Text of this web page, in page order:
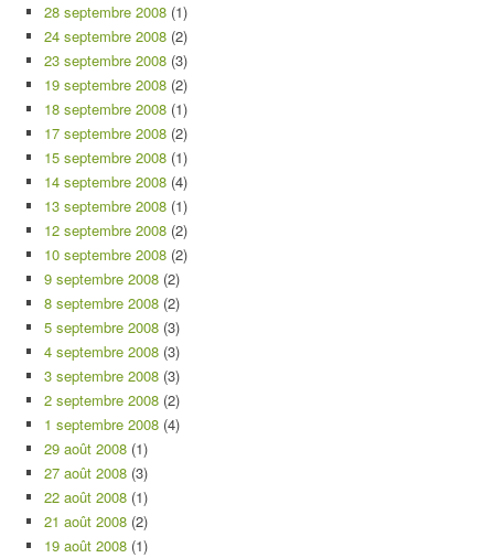
28 septembre 2008 (1)
24 septembre 2008 (2)
23 septembre 2008 (3)
19 septembre 2008 (2)
18 septembre 2008 (1)
17 septembre 2008 (2)
15 septembre 2008 (1)
14 septembre 2008 (4)
13 septembre 2008 (1)
12 septembre 2008 (2)
10 septembre 2008 (2)
9 septembre 2008 (2)
8 septembre 2008 (2)
5 septembre 2008 (3)
4 septembre 2008 (3)
3 septembre 2008 (3)
2 septembre 2008 (2)
1 septembre 2008 (4)
29 août 2008 (1)
27 août 2008 (3)
22 août 2008 (1)
21 août 2008 (2)
19 août 2008 (1)